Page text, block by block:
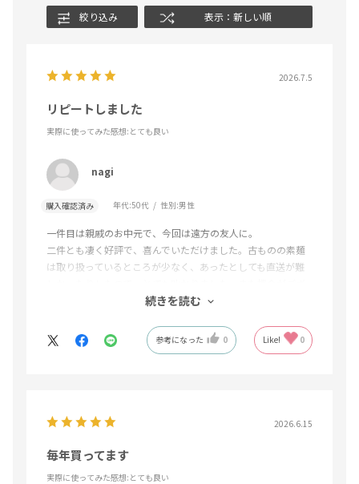
絞り込み 表示：新しい順
2026.7.5
リピートしました
実際に使ってみた感想:とても良い
nagi
購入確認済み 年代:50代 性別:男性
一件目は親戚のお中元で、今回は遠方の友人に。
二件とも凄く好評で、喜んでいただけました。古ものの素麺
は取り扱っているところが少なく、あったとしても直送が難
いましたら、よろしくお願いいたします。
続きを読む
参考になった 0 Like! 0
2026.6.15
毎年買ってます
実際に使ってみた感想:とても良い